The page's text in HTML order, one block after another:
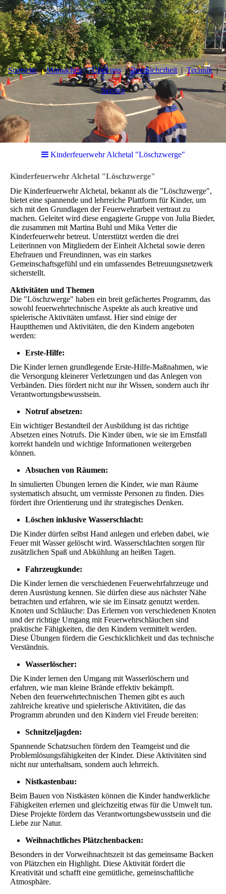
Startseite Mitmachen Über uns Ihre Sicherheit Technik
Service
Kinderfeuerwehr Alchetal "Löschzwerge"
Kinderfeuerwehr Alchetal "Löschzwerge"
Die Kinderfeuerwehr Alchetal, bekannt als die "Löschzwerge",
bietet eine spannende und lehrreiche Plattform für Kinder, um
sich mit den Grundlagen der Feuerwehrarbeit vertraut zu
machen. Geleitet wird diese engagierte Gruppe von Julia Bieder,
die zusammen mit Martina Buhl und Mika Vetter die
Kinderfeuerwehr betreut. Unterstützt werden die drei
Leiterinnen von Mitgliedern der Einheit Alchetal sowie deren
Ehefrauen und Freundinnen, was ein starkes
Gemeinschaftsgefühl und ein umfassendes Betreuungsnetzwerk
sicherstellt.
Aktivitäten und Themen
Die "Löschzwerge" haben ein breit gefächertes Programm, das
sowohl feuerwehrtechnische Aspekte als auch kreative und
spielerische Aktivitäten umfasst. Hier sind einige der
Hauptthemen und Aktivitäten, die den Kindern angeboten
werden:
Erste-Hilfe:
Die Kinder lernen grundlegende Erste-Hilfe-Maßnahmen, wie
die Versorgung kleinerer Verletzungen und das Anlegen von
Verbänden. Dies fördert nicht nur ihr Wissen, sondern auch ihr
Verantwortungsbewusstsein.
Notruf absetzen:
Ein wichtiger Bestandteil der Ausbildung ist das richtige
Absetzen eines Notrufs. Die Kinder üben, wie sie im Ernstfall
korrekt handeln und wichtige Informationen weitergeben
können.
Absuchen von Räumen:
In simulierten Übungen lernen die Kinder, wie man Räume
systematisch absucht, um vermisste Personen zu finden. Dies
fördert ihre Orientierung und ihr strategisches Denken.
Löschen inklusive Wasserschlacht:
Die Kinder dürfen selbst Hand anlegen und erleben dabei, wie
Feuer mit Wasser gelöscht wird. Wasserschlachten sorgen für
zusätzlichen Spaß und Abkühlung an heißen Tagen.
Fahrzeugkunde:
Die Kinder lernen die verschiedenen Feuerwehrfahrzeuge und
deren Ausrüstung kennen. Sie dürfen diese aus nächster Nähe
betrachten und erfahren, wie sie im Einsatz genutzt werden.
Knoten und Schläuche: Das Erlernen von verschiedenen Knoten
und der richtige Umgang mit Feuerwehrschläuchen sind
praktische Fähigkeiten, die den Kindern vermittelt werden.
Diese Übungen fördern die Geschicklichkeit und das technische
Verständnis.
Wasserlöscher:
Die Kinder lernen den Umgang mit Wasserlöschern und
erfahren, wie man kleine Brände effektiv bekämpft.
Neben den feuerwehrtechnischen Themen gibt es auch
zahlreiche kreative und spielerische Aktivitäten, die das
Programm abrunden und den Kindern viel Freude bereiten:
Schnitzeljagden:
Spannende Schatzsuchen fördern den Teamgeist und die
Problemlösungsfähigkeiten der Kinder. Diese Aktivitäten sind
nicht nur unterhaltsam, sondern auch lehrreich.
Nistkastenbau:
Beim Bauen von Nistkästen können die Kinder handwerkliche
Fähigkeiten erlernen und gleichzeitig etwas für die Umwelt tun.
Diese Projekte fördern das Verantwortungsbewusstsein und die
Liebe zur Natur.
Weihnachtliches Plätzchenbacken:
Besonders in der Vorweihnachtszeit ist das gemeinsame Backen
von Plätzchen ein Highlight. Diese Aktivität fördert die
Kreativität und schafft eine gemütliche, gemeinschaftliche
Atmosphäre.